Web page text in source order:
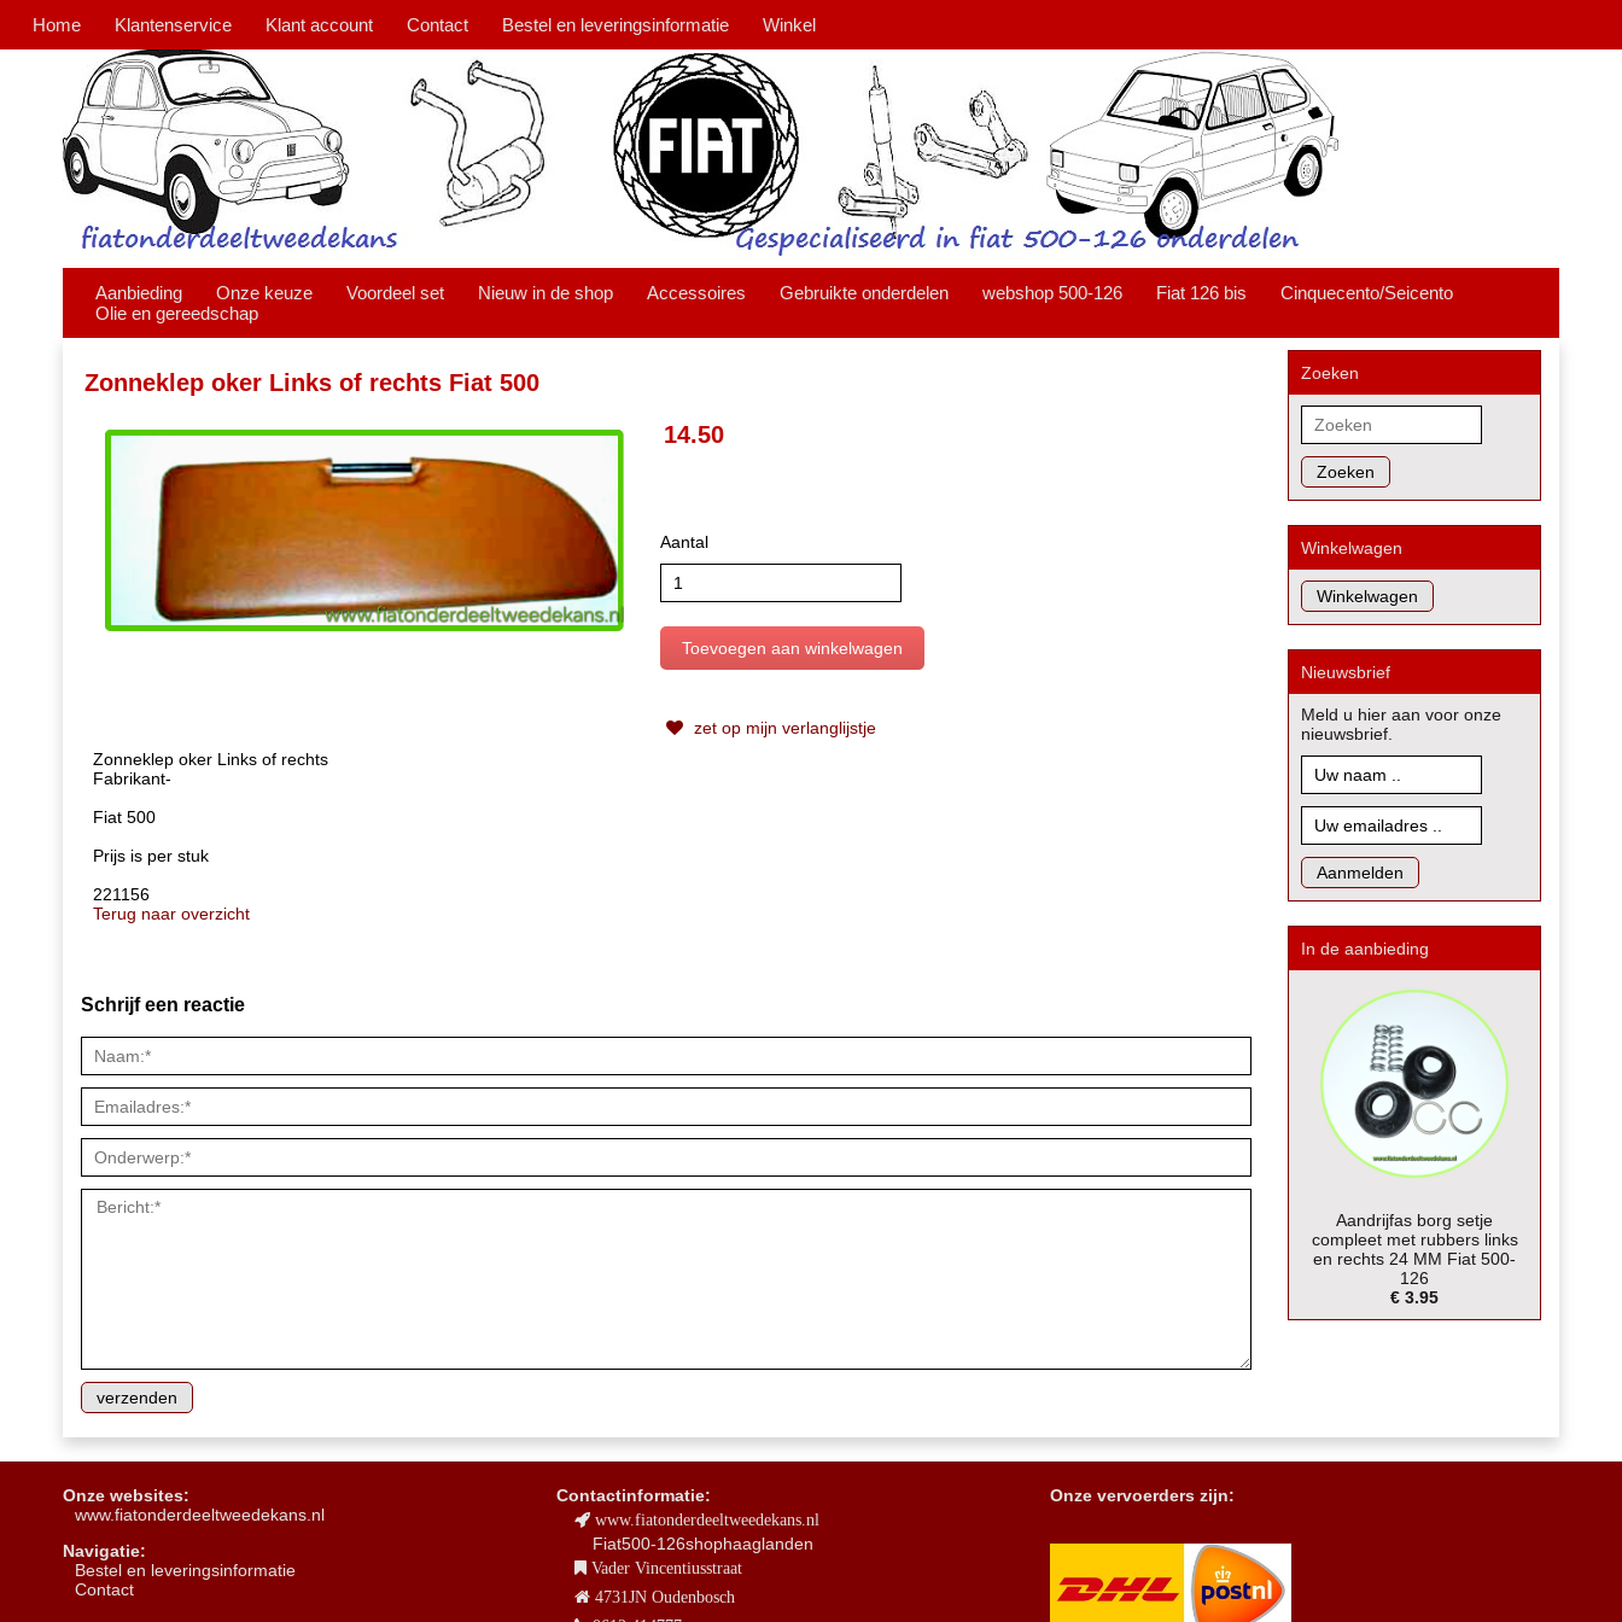
Home Klantenservice Klant account Contact Bestel en leveringsinformatie Winkel
Aanbieding Onze keuze Voordeel set Nieuw in de shop Accessoires Gebruikte onderdelen webshop 500-126 Fiat 126 bis
Cinquecento/Seicento
Olie en gereedschap
Zonneklep oker Links of rechts Fiat 500
14.50
Aantal
zet op mijn verlanglijstje
Zonneklep oker Links of rechts
Fabrikant-
Fiat 500
Prijs is per stuk
221156
Terug naar overzicht
Schrijf een reactie
Zoeken
Zoeken
Winkelwagen
Nieuwsbrief
Meld u hier aan voor onze
nieuwsbrief.
In de aanbieding
Aandrijfas borg setje
compleet met rubbers links
en rechts 24 MM Fiat 500-
126
€ 3.95
Onze websites:
www.fiatonderdeeltweedekans.nl
Navigatie:
Bestel en leveringsinformatie
Contact
Contactinformatie:
www.fiatonderdeeltweedekans.nl
Fiat500-126shophaaglanden
Vader Vincentiusstraat
4731JN Oudenbosch
Onze vervoerders zijn: